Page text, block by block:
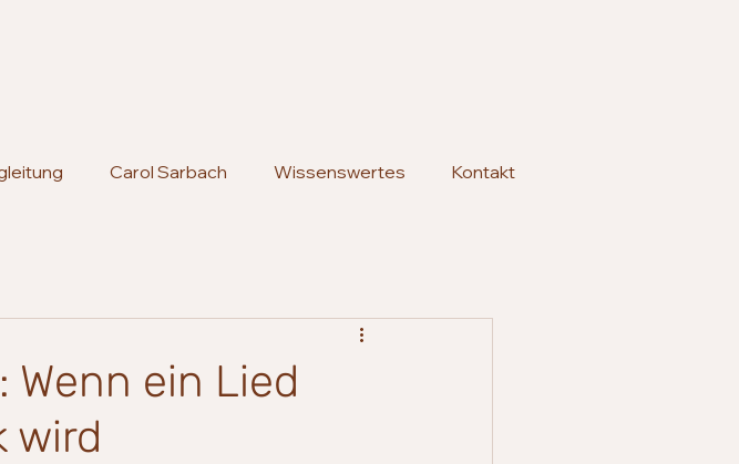
Carol Sarbach Wissenswertes Kontakt
Wenn ein Lied
wird